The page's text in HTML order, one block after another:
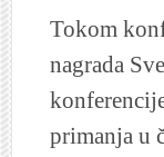
Tokom
nagrada
primanja u